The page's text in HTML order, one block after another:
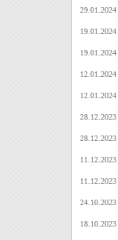
29.01.2024
19.01.2024
19.01.2024
12.01.2024
12.01.2024
28.12.2023
28.12.2023
11.12.2023
11.12.2023
24.10.2023
18.10.2023